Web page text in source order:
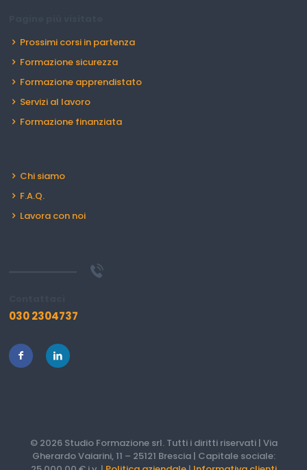
Prossimi corsi in partenza
Formazione sicurezza
Formazione apprendistato
Servizi al lavoro
Formazione finanziata
Chi siamo
F.A.Q.
Lavora con noi
030 2304737
© 2026 Studio Formazione srl. Tutti i diritti riservati | Via
Gherardo Vaiarini, 11 – 25121 Brescia | Capitale sociale: